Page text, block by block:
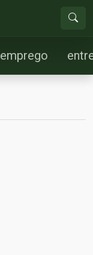
emprego